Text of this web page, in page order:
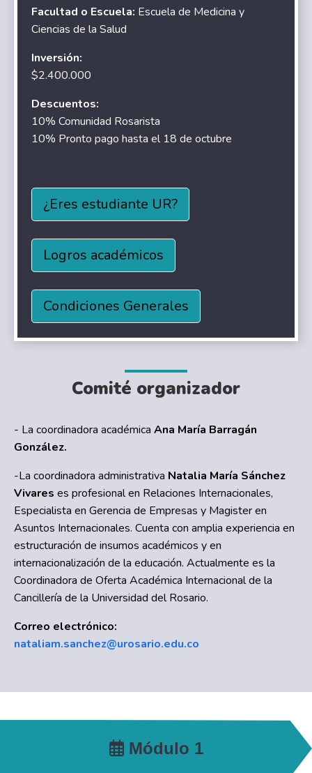
Facultad o Escuela: Escuela de Medicina y
Ciencias de la Salud
Inversión:
$2.400.000
Descuentos:
10% Comunidad Rosarista
10% Pronto pago hasta el 18 de octubre
¿Eres estudiante UR?
Logros académicos
Condiciones Generales
Comité organizador
- La coordinadora académica Ana María Barragán
González.
-La coordinadora administrativa Natalia María Sánchez
Vivares es profesional en Relaciones Internacionales,
Especialista en Gerencia de Empresas y Magister en
Asuntos Internacionales. Cuenta con amplia experiencia en
estructuración de insumos académicos y en
internacionalización de la educación. Actualmente es la
Coordinadora de Oferta Académica Internacional de la
Cancillería de la Universidad del Rosario.
Correo electrónico:
nataliam.sanchez@urosario.edu.co
Módulo 1